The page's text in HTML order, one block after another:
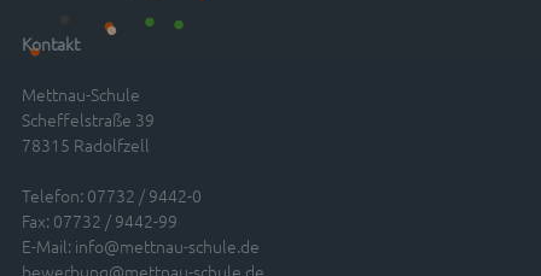
Kontakt
Mettnau-Schule
Scheffelstraße 39
78315 Radolfzell
Telefon: 07732 / 9442-0
Fax: 07732 / 9442-99
E-Mail: info@mettnau-schule.de
bewerbung@mettnau-schule.de